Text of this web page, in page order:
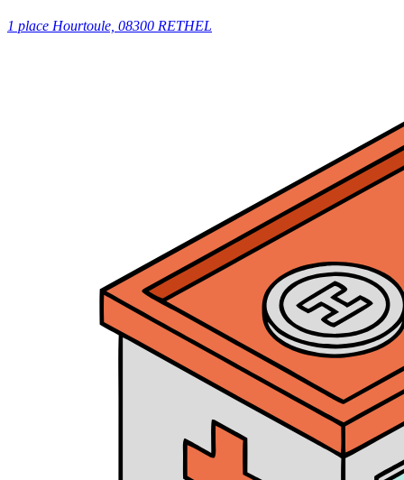
1 place Hourtoule, 08300 RETHEL